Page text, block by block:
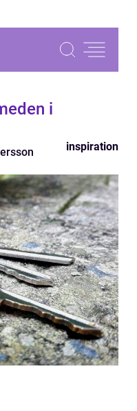
i
inspiration